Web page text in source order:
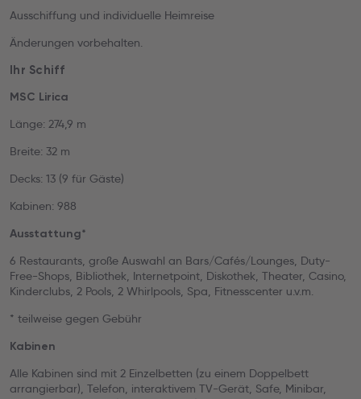
Ausschiffung und individuelle Heimreise
Änderungen vorbehalten.
Ihr Schiff
MSC Lirica
Länge: 274,9 m
Breite: 32 m
Decks: 13 (9 für Gäste)
Kabinen: 988
Ausstattung*
6 Restaurants, große Auswahl an Bars/Cafés/Lounges, Duty-
Free-Shops, Bibliothek, Internetpoint, Diskothek, Theater, Casino,
Kinderclubs, 2 Pools, 2 Whirlpools, Spa, Fitnesscenter u.v.m.
* teilweise gegen Gebühr
Kabinen
Alle Kabinen sind mit 2 Einzelbetten (zu einem Doppelbett
arrangierbar), Telefon, interaktivem TV-Gerät, Safe, Minibar,